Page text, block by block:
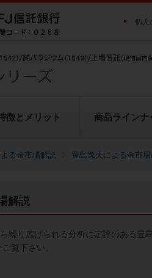
る金市場解説 豊島逸夫による金市
解説
繰り広げられる分析に定評のある豊
覧下さい。
個人
徴とメリット 商品ラインナ
）
説